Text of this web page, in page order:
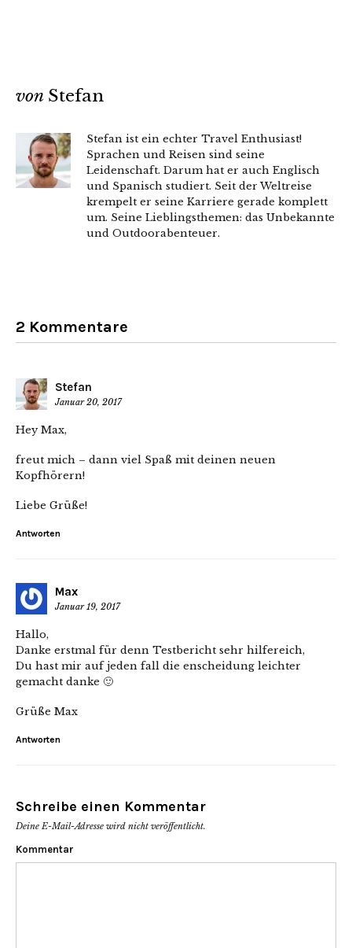
von Stefan
Stefan ist ein echter Travel Enthusiast!
Sprachen und Reisen sind seine
Leidenschaft. Darum hat er auch Englisch
und Spanisch studiert. Seit der Weltreise
krempelt er seine Karriere gerade komplett
um. Seine Lieblingsthemen: das Unbekannte
und Outdoorabenteuer.
2 Kommentare
Stefan
Januar 20, 2017
Hey Max,
freut mich – dann viel Spaß mit deinen neuen
Kopfhörern!
Liebe Grüße!
Antworten
Max
Januar 19, 2017
Hallo,
Danke erstmal für denn Testbericht sehr hilfereich,
Du hast mir auf jeden fall die enscheidung leichter
gemacht danke 🙂
Grüße Max
Antworten
Schreibe einen Kommentar
Deine E-Mail-Adresse wird nicht veröffentlicht.
Kommentar